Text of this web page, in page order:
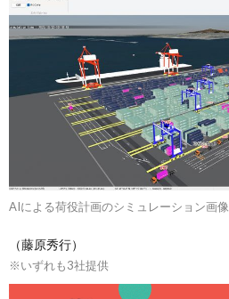
AIによる荷役計画のシミュレーション画像
（藤原秀行）
※いずれも3社提供